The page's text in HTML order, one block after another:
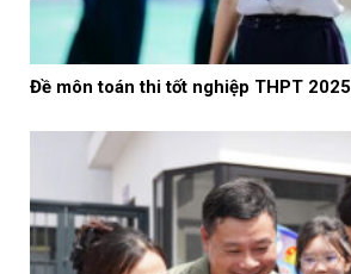
Đề môn toán thi tốt nghiệp THPT 2025